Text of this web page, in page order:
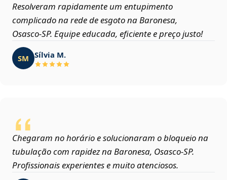
Resolveram rapidamente um entupimento
complicado na rede de esgoto na Baronesa,
Osasco‑SP. Equipe educada, eficiente e preço justo!
SM Sílvia M.
Chegaram no horário e solucionaram o bloqueio na
tubulação com rapidez na Baronesa, Osasco‑SP.
Profissionais experientes e muito atenciosos.